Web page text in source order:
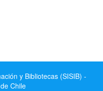
y Bibliotecas (SISIB) -
Chile